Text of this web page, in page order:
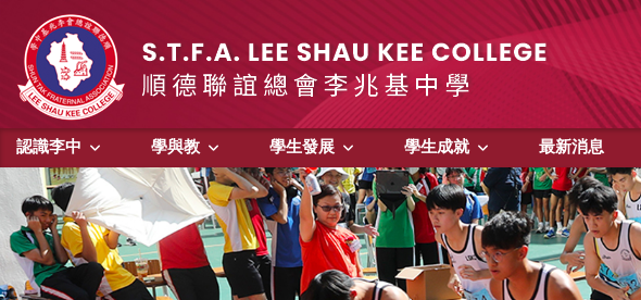
認識李中 學與教 學生發展 學生成就 最新消息